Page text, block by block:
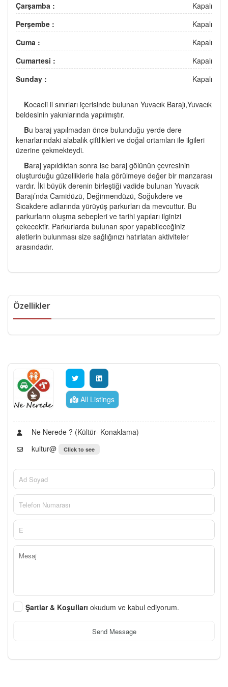
Çarşamba :
Kapalı
Perşembe :
Kapalı
Cuma :
Kapalı
Cumartesi :
Kapalı
Sunday :
Kapalı
Kocaeli il sınırları içerisinde bulunan Yuvacık Barajı,Yuvacık
beldesinin yakınlarında yapılmıştır.
Bu baraj yapılmadan önce bulunduğu yerde dere
kenarlarındaki alabalık çiftlikleri ve doğal ortamları ile ilgileri
üzerine çekmekteydi.
Baraj yapıldıktan sonra ise baraj gölünün çevresinin
oluşturduğu güzelliklerle hala görülmeye değer bir manzarası
vardır. İki büyük derenin birleştiği vadide bulunan Yuvacık
Barajı’nda Camidüzü, Değirmendüzü, Soğukdere ve
Sıcakdere adlarında yürüyüş parkurları da mevcuttur. Bu
parkurların oluşma sebepleri ve tarihi yapıları ilginizi
çekecektir. Parkurlarda bulunan spor yapabileceğiniz
aletlerin bulunması size sağlığınızı hatırlatan aktiviteler
arasındadır.
Özellikler
All Listings
Ne Nerede ? (Kültür- Konaklama)
kultur@
Click to see
Şartlar & Koşulları okudum ve kabul ediyorum.
Send Message